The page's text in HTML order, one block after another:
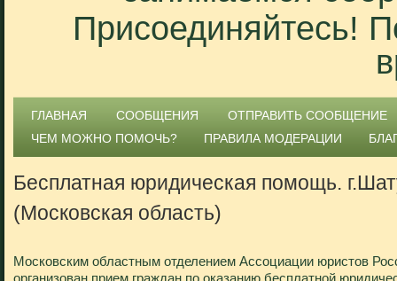
Присоединяйтесь!
ГЛАВНАЯ СООБЩЕНИЯ
ОТПРАВИТЬ СООБЩЕНИЕ
ЧЕМ МОЖНО ПОМОЧЬ?
ПРАВИЛА МОДЕРАЦИИ
Бесплатная юридическая помощь.
(Московская область)
Московским областным отделением Ассоциации юристов
организован прием граждан по оказанию бесплатной